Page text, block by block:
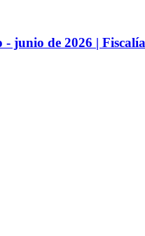
junio de 2026 |